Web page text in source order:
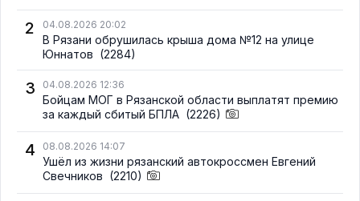
2 04.08.2026 20:02
В Рязани обрушилась крыша дома №12 на улице
Юннатов (2284)
3 04.08.2026 12:36
Бойцам МОГ в Рязанской области выплатят премию
за каждый сбитый БПЛА (2226)
4 08.08.2026 14:07
Ушёл из жизни рязанский автокроссмен Евгений
Свечников (2210)